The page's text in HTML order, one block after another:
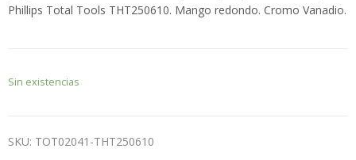
Phillips Total Tools THT250610. Mango redondo. Cromo Vanadio.
Sin existencias
SKU: TOT02041-THT250610